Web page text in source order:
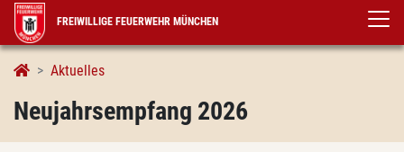
FREIWILLIGE FEUERWEHR MÜNCHEN
Aktuelles
Neujahrsempfang 2026